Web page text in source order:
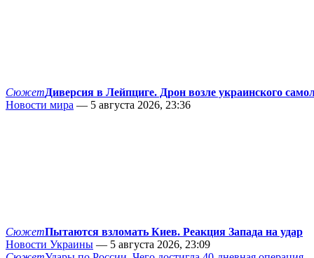
СюжетДиверсия в Лейпциге. Дрон возле украинского
Новости мира — 5 августа 2026, 23:36
СюжетПытаются взломать Киев. Реакция Запада на удар
Новости Украины — 5 августа 2026, 23:09